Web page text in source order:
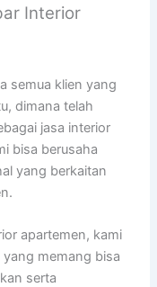
Interior
semua klien yang
dimana telah
jasa interior
bisa berusaha
yang berkaitan
apartemen, kami
memang bisa
serta